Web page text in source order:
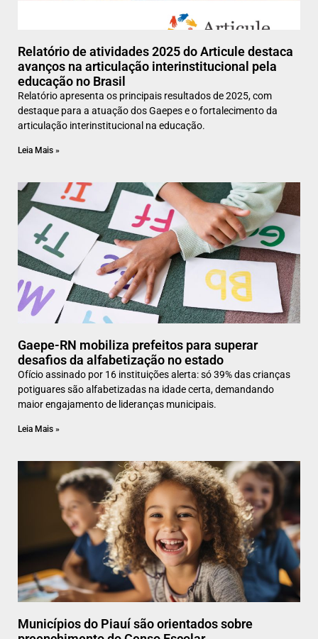
Relatório de atividades 2025 do Articule destaca
avanços na articulação interinstitucional pela
educação no Brasil
Relatório apresenta os principais resultados de 2025, com
destaque para a atuação dos Gaepes e o fortalecimento da
articulação interinstitucional na educação.
Leia Mais »
Gaepe-RN mobiliza prefeitos para superar
desafios da alfabetização no estado
Ofício assinado por 16 instituições alerta: só 39% das crianças
potiguares são alfabetizadas na idade certa, demandando
maior engajamento de lideranças municipais.
Leia Mais »
Municípios do Piauí são orientados sobre